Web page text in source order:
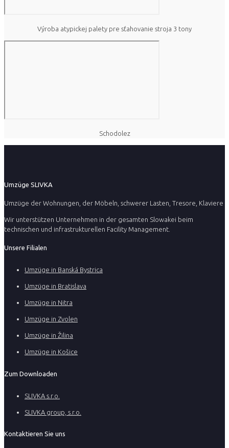
Výroba atypickej palety pre sťahovanie stroja 3 tony
Schodolez
Umzüge SLIVKA
Umzüge der Wohnungen, der Möbeln, schwerer Lasten, Tresore, Klaviere
Wir unterstützen Unternehmen in der gesamten Slowakei beim
technischen und infrastrukturellen Facility Management.
Unsere Filialen
Umzüge in Banská Bystrica
Umzüge in Bratislava
Umzüge in Nitra
Umzüge in Zvolen
Umzüge in Žilina
Umzüge in Košice
Zum Downloaden
SLIVKA s.r.o.
SLIVKA group, s.r.o.
Kontaktieren Sie uns